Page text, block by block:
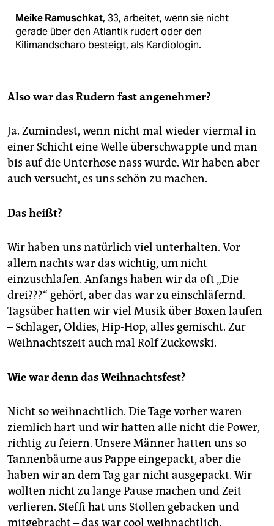
Meike Ramuschkat, 33, arbeitet, wenn sie nicht
gerade über den Atlantik rudert oder den
Kilimandscharo besteigt, als Kardiologin.
Also war das Rudern fast angenehmer?
Ja. Zumindest, wenn nicht mal wieder viermal in
einer Schicht eine Welle überschwappte und man
bis auf die Unterhose nass wurde. Wir haben aber
auch versucht, es uns schön zu machen.
Das heißt?
Wir haben uns natürlich viel unterhalten. Vor
allem nachts war das wichtig, um nicht
einzuschlafen. Anfangs haben wir da oft „Die
drei???“ gehört, aber das war zu einschläfernd.
Tagsüber hatten wir viel Musik über Boxen laufen
– Schlager, Oldies, Hip-Hop, alles gemischt. Zur
Weihnachtszeit auch mal Rolf Zuckowski.
Wie war denn das Weihnachtsfest?
Nicht so weihnachtlich. Die Tage vorher waren
ziemlich hart und wir hatten alle nicht die Power,
richtig zu feiern. Unsere Männer hatten uns so
Tannenbäume aus Pappe eingepackt, aber die
haben wir an dem Tag gar nicht ausgepackt. Wir
wollten nicht zu lange Pause machen und Zeit
verlieren. Steffi hat uns Stollen gebacken und
mitgebracht – das war cool weihnachtlich.